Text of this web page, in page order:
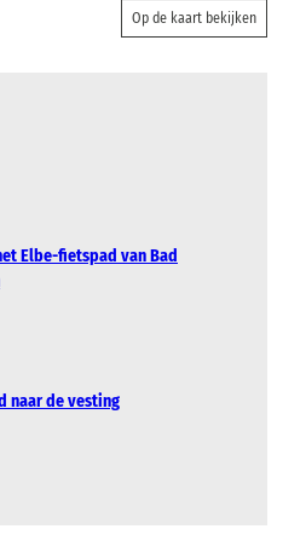
Op de kaart bekijken
Elbe-fietspad van Bad
naar de vesting